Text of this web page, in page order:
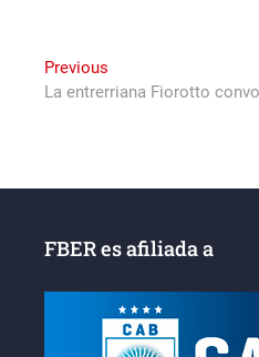
Navegación
de
Previous
post:
La entrerriana Fiorotto
FBER es afiliada a